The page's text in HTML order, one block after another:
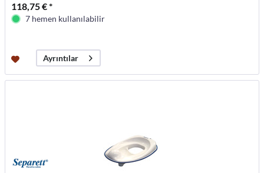
118,75 € *
7 hemen kullanılabilir
Ayrıntılar